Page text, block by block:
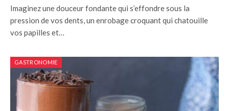
Imaginez une douceur fondante qui s’effondre sous la
pression de vos dents, un enrobage croquant qui chatouille
vos papilles et…
GASTRONOMIE